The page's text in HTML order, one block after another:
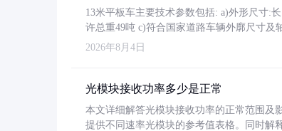
13米平板车主要技术参数包括: a)外形尺寸:
许总重49吨 c)符合国家道路车辆外廓尺寸及
2026年8月4日
光模块接收功率多少是正常
本文详细解答光模块接收功率的正常范围及
提供不同速率光模块的参考值表格。同时解